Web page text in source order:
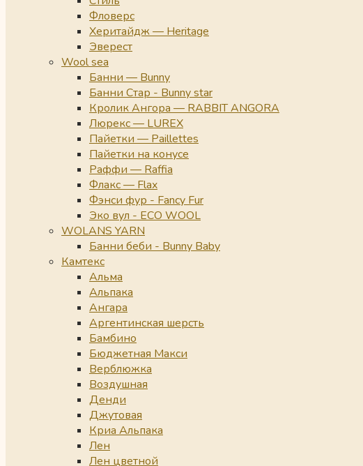
Фловерс
Херитайдж — Heritage
Эверест
Wool sea
Банни — Bunny
Банни Стар - Bunny star
Кролик Ангора — RABBIT ANGORA
Люрекс — LUREX
Пайетки — Paillettes
Пайетки на конусе
Раффи — Raffia
Флакс — Flax
Фэнси фур - Fancy Fur
Эко вул - ECO WOOL
WOLANS YARN
Банни беби - Bunny Baby
Камтекс
Альма
Альпака
Ангара
Аргентинская шерсть
Бамбино
Бюджетная Макси
Верблюжка
Воздушная
Денди
Джутовая
Криа Альпака
Лен
Лен цветной